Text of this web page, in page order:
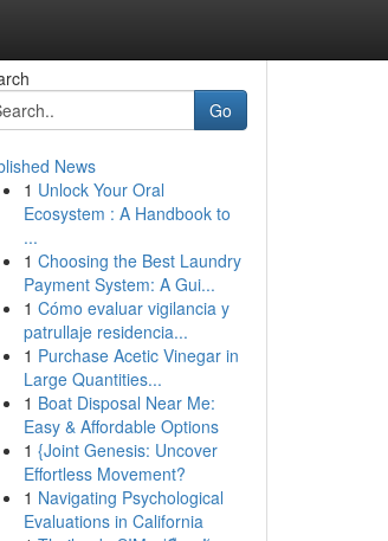
Go
News
1 Unlock Your Oral
Ecosystem : A Handbook to
...
1 Choosing the Best Laundry
Payment System: A Gui...
1 Cómo evaluar vigilancia y
patrullaje residencia...
1 Purchase Acetic Vinegar in
Large Quantities...
1 Boat Disposal Near Me:
Easy & Affordable Options
1 {Joint Genesis: Uncover
Effortless Movement?
1 Navigating Psychological
Evaluations in California